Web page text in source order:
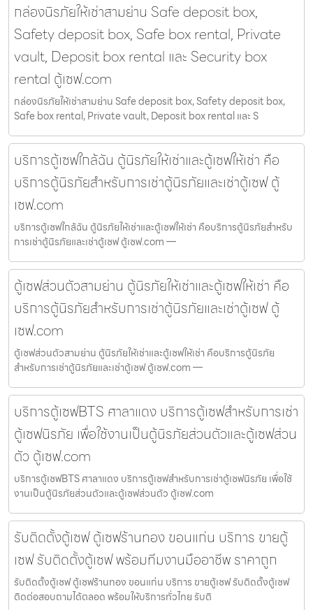
กล่องนิรภัยให้เช่าสามย่าน Safe deposit box,
Safety deposit box, Safe box rental, Private
vault, Deposit box rental และ Security box
rental ตู้เซฟ.com
กล่องนิรภัยให้เช่าสามย่าน Safe deposit box, Safety deposit box,
Safe box rental, Private vault, Deposit box rental และ S
บริการตู้เซฟใกล้ฉัน ตู้นิรภัยให้เช่าและตู้เซฟให้เช่า คือ
บริการตู้นิรภัยสำหรับการเช่าตู้นิรภัยและเช่าตู้เซฟ ตู้
เซฟ.com
บริการตู้เซฟใกล้ฉัน ตู้นิรภัยให้เช่าและตู้เซฟให้เช่า คือบริการตู้นิรภัยสำหรับ
การเช่าตู้นิรภัยและเช่าตู้เซฟ ตู้เซฟ.com —
ตู้เซฟส่วนตัวสามย่าน ตู้นิรภัยให้เช่าและตู้เซฟให้เช่า คือ
บริการตู้นิรภัยสำหรับการเช่าตู้นิรภัยและเช่าตู้เซฟ ตู้
เซฟ.com
ตู้เซฟส่วนตัวสามย่าน ตู้นิรภัยให้เช่าและตู้เซฟให้เช่า คือบริการตู้นิรภัย
สำหรับการเช่าตู้นิรภัยและเช่าตู้เซฟ ตู้เซฟ.com —
บริการตู้เซฟBTS ศาลาแดง บริการตู้เซฟสำหรับการเช่า
ตู้เซฟนิรภัย เพื่อใช้งานเป็นตู้นิรภัยส่วนตัวและตู้เซฟส่วน
ตัว ตู้เซฟ.com
บริการตู้เซฟBTS ศาลาแดง บริการตู้เซฟสำหรับการเช่าตู้เซฟนิรภัย เพื่อใช้
งานเป็นตู้นิรภัยส่วนตัวและตู้เซฟส่วนตัว ตู้เซฟ.com
รับติดตั้งตู้เซฟ ตู้เซฟร้านทอง ขอนแก่น บริการ ขายตู้
เซฟ รับติดตั้งตู้เซฟ พร้อมทีมงานมืออาชีพ ราคาถูก
รับติดตั้งตู้เซฟ ตู้เซฟร้านทอง ขอนแก่น บริการ ขายตู้เซฟ รับติดตั้งตู้เซฟ
ติดต่อสอบถามได้ตลอด พร้อมให้บริการทั่วไทย รับติ